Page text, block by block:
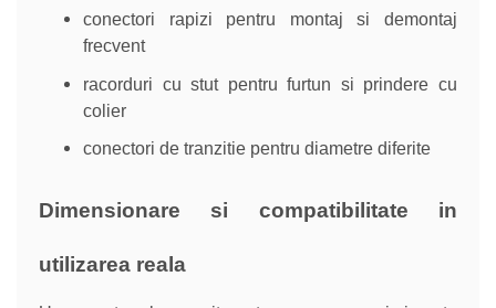
conectori rapizi pentru montaj si demontaj
frecvent
racorduri cu stut pentru furtun si prindere cu
colier
conectori de tranzitie pentru diametre diferite
Dimensionare si compatibilitate in
utilizarea reala